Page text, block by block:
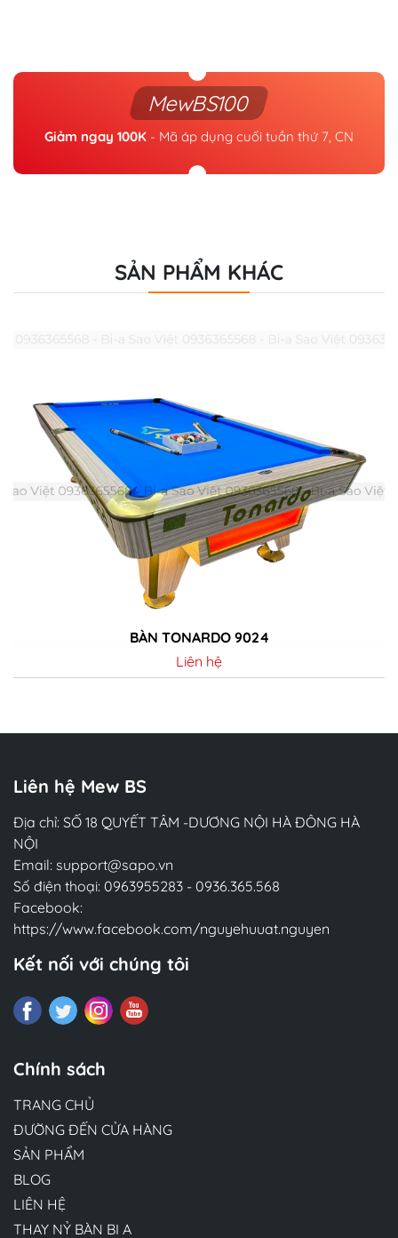
MewBS100
Giảm ngay 100K - Mã áp dụng cuối tuần thứ 7, CN
SẢN PHẨM KHÁC
BÀN TONARDO 9024
Liên hệ
Liên hệ Mew BS
Địa chỉ: SỐ 18 QUYẾT TÂM -DƯƠNG NỘI HÀ ĐÔNG HÀ
NỘI
Email: support@sapo.vn
Số điện thoại: 0963955283 - 0936.365.568
Facebook:
https://www.facebook.com/nguyehuuat.nguyen
Kết nối với chúng tôi
Chính sách
TRANG CHỦ
ĐƯỜNG ĐẾN CỬA HÀNG
SẢN PHẨM
BLOG
LIÊN HỆ
THAY NỶ BÀN BI A